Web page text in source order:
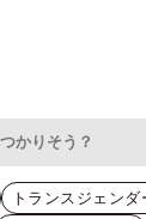
トランスジェンダ